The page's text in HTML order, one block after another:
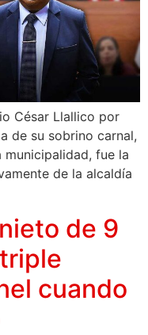
César Llallico por
de su sobrino carnal,
fue la
de la alcaldía
de 9
cuando